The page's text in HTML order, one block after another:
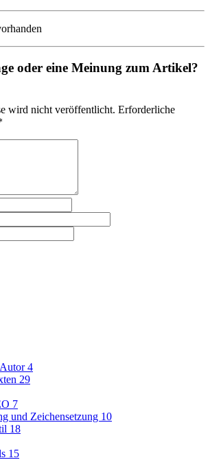
oder eine Meinung zum Artikel?
wird nicht veröffentlicht. Erforderliche
4
29
7
und Zeichensetzung 10
18
15